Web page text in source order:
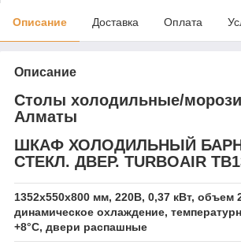
Описание Доставка Оплата
Описание
Столы холодильные/
Алматы
ШКАФ ХОЛОДИЛЬНЫЙ
СТЕКЛ. ДВЕР. TURBOAIR
1352x550x800 мм, 220В, 0,37 кВт, объем
динамическое охлаждение,
+8°С, двери распашные